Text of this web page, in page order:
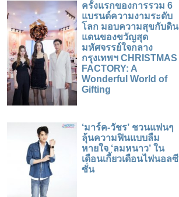
ครั้งแรกของการรวม 6
แบรนด์ความงามระดับ
โลก มอบความสุขกับดิน
แดนของขวัญสุด
มหัศจรรย์ใจกลาง
กรุงเทพฯ CHRISTMAS
FACTORY: A
Wonderful World of
Gifting
‘มาร์ค-วัชร’ ชวนแฟนๆ
ลุ้นความฟินแบบลืม
หายใจ ‘ลมหนาว’ ใน
เดือนเกี้ยวเดือนไฟนอลซี
ซั่น